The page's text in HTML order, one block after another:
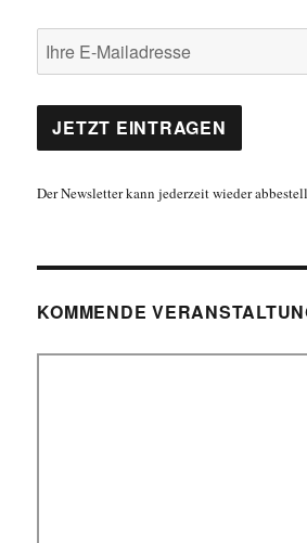
Der Newsletter kann jederzeit wieder
KOMMENDE